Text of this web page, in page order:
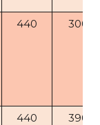
440 300
440 390